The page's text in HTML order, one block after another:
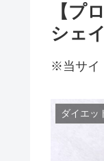
【プ
シェ
※当サイ
ダイエッ